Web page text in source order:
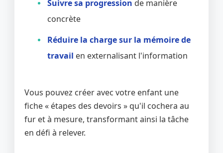
Suivre sa progression de manière
concrète
Réduire la charge sur la mémoire de
travail en externalisant l'information
Vous pouvez créer avec votre enfant une
fiche « étapes des devoirs » qu'il cochera au
fur et à mesure, transformant ainsi la tâche
en défi à relever.